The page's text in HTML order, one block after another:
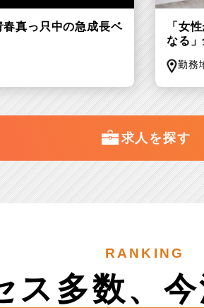
春真っ只中の急成長ベ
「女
なる
勤務
求人を探す
RANKING
ス多数、